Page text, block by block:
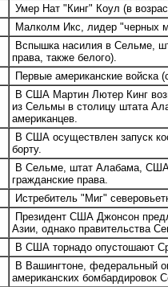
Умер Нат "Кинг" Коул (в
Малколм Икс, лидер "черных
Вспышка насилия в Сельме,
права, также белого).
Первые американские
В США Мартин Лютер Кинг
из Сельмы в столицу штата
американцев.
В США осуществлен запуск
борту.
В Сельме, штат Алабама, США,
гражданские права.
Истребитель "Миг"
Президент США Джонсон
Азии, однако правительства
В США торнадо опустошают
В Вашингтоне, федеральный
американских бомбардировок